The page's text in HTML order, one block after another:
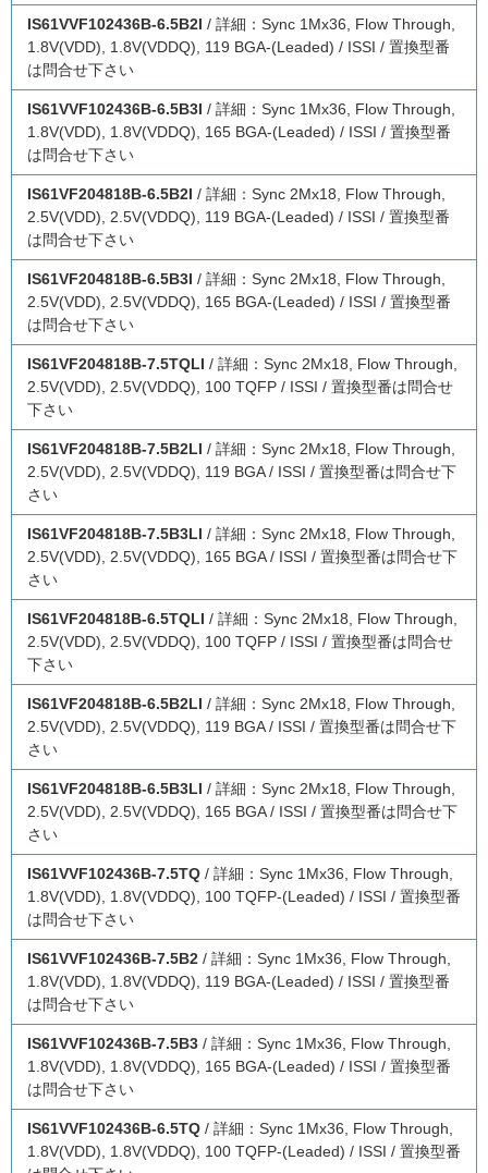
IS61VVF102436B-6.5B2I / 詳細：Sync 1Mx36, Flow Through,
1.8V(VDD), 1.8V(VDDQ), 119 BGA-(Leaded) / ISSI / 置換型番
は問合せ下さい
IS61VVF102436B-6.5B3I / 詳細：Sync 1Mx36, Flow Through,
1.8V(VDD), 1.8V(VDDQ), 165 BGA-(Leaded) / ISSI / 置換型番
は問合せ下さい
IS61VF204818B-6.5B2I / 詳細：Sync 2Mx18, Flow Through,
2.5V(VDD), 2.5V(VDDQ), 119 BGA-(Leaded) / ISSI / 置換型番
は問合せ下さい
IS61VF204818B-6.5B3I / 詳細：Sync 2Mx18, Flow Through,
2.5V(VDD), 2.5V(VDDQ), 165 BGA-(Leaded) / ISSI / 置換型番
は問合せ下さい
IS61VF204818B-7.5TQLI / 詳細：Sync 2Mx18, Flow Through,
2.5V(VDD), 2.5V(VDDQ), 100 TQFP / ISSI / 置換型番は問合せ
下さい
IS61VF204818B-7.5B2LI / 詳細：Sync 2Mx18, Flow Through,
2.5V(VDD), 2.5V(VDDQ), 119 BGA / ISSI / 置換型番は問合せ下
さい
IS61VF204818B-7.5B3LI / 詳細：Sync 2Mx18, Flow Through,
2.5V(VDD), 2.5V(VDDQ), 165 BGA / ISSI / 置換型番は問合せ下
さい
IS61VF204818B-6.5TQLI / 詳細：Sync 2Mx18, Flow Through,
2.5V(VDD), 2.5V(VDDQ), 100 TQFP / ISSI / 置換型番は問合せ
下さい
IS61VF204818B-6.5B2LI / 詳細：Sync 2Mx18, Flow Through,
2.5V(VDD), 2.5V(VDDQ), 119 BGA / ISSI / 置換型番は問合せ下
さい
IS61VF204818B-6.5B3LI / 詳細：Sync 2Mx18, Flow Through,
2.5V(VDD), 2.5V(VDDQ), 165 BGA / ISSI / 置換型番は問合せ下
さい
IS61VVF102436B-7.5TQ / 詳細：Sync 1Mx36, Flow Through,
1.8V(VDD), 1.8V(VDDQ), 100 TQFP-(Leaded) / ISSI / 置換型番
は問合せ下さい
IS61VVF102436B-7.5B2 / 詳細：Sync 1Mx36, Flow Through,
1.8V(VDD), 1.8V(VDDQ), 119 BGA-(Leaded) / ISSI / 置換型番
は問合せ下さい
IS61VVF102436B-7.5B3 / 詳細：Sync 1Mx36, Flow Through,
1.8V(VDD), 1.8V(VDDQ), 165 BGA-(Leaded) / ISSI / 置換型番
は問合せ下さい
IS61VVF102436B-6.5TQ / 詳細：Sync 1Mx36, Flow Through,
1.8V(VDD), 1.8V(VDDQ), 100 TQFP-(Leaded) / ISSI / 置換型番